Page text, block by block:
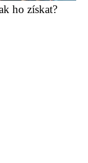
ho získat?